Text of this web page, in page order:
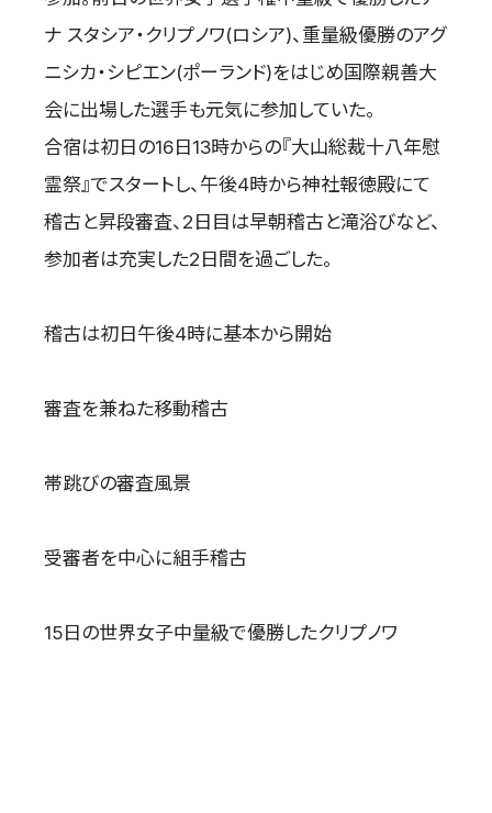
試合規則
入門のご案内
青少年部・保護者の方へ
一般の部・壮年部の方
会員制度
よくある質問
プライバシーポリシー
English
ナ スタシア・クリプノワ(ロシア)、重量級優勝のアグ
ニシカ・シピエン(ポーランド)をはじめ国際親善大
会に出場した選手も元気に参加していた。
合宿は初日の16日13時からの『大山総裁十八年慰
霊祭』でスタートし、午後4時から神社報徳殿にて
稽古と昇段審査、2日目は早朝稽古と滝浴びなど、
参加者は充実した2日間を過ごした。
稽古は初日午後4時に基本から開始
審査を兼ねた移動稽古
帯跳びの審査風景
受審者を中心に組手稽古
15日の世界女子中量級で優勝したクリプノワ